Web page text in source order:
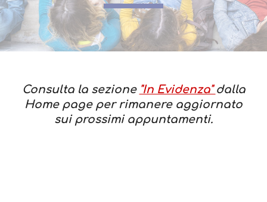
Consulta la sezione "In Evidenza" dalla
Home page per rimanere aggiornato
sui prossimi appuntamenti.